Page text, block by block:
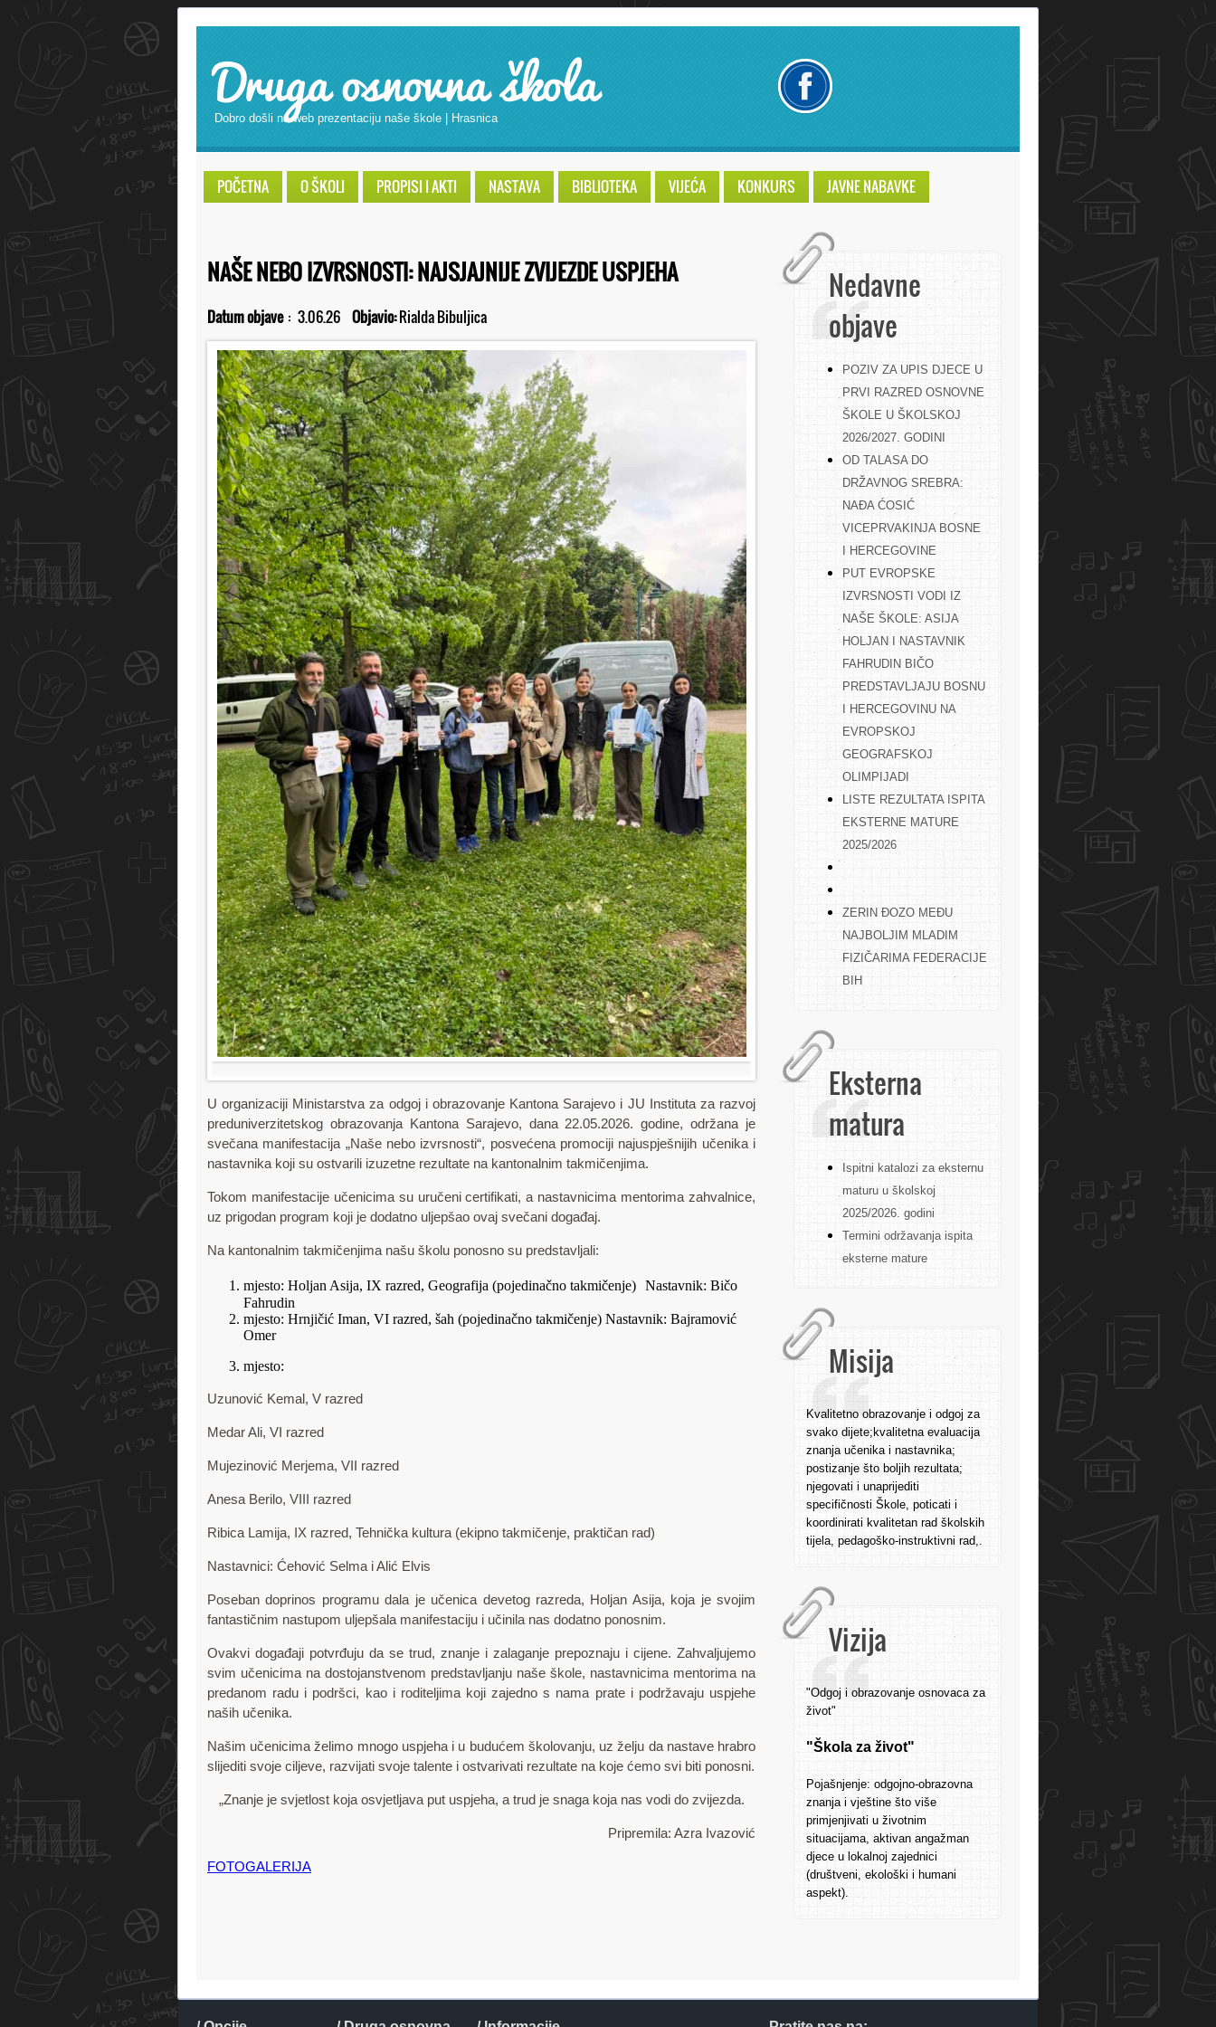
Druga osnovna škola
Dobro došli na web prezentaciju naše škole | Hrasnica
POČETNA O ŠKOLI PROPISI I AKTI NASTAVA BIBLIOTEKA VIJEĆA KONKURS JAVNE NABAVKE
Nedavne
objave
POZIV ZA UPIS DJECE U
PRVI RAZRED OSNOVNE
ŠKOLE U ŠKOLSKOJ
2026/2027. GODINI
OD TALASA DO
DRŽAVNOG SREBRA:
NAĐA ĆOSIĆ
VICEPRVAKINJA BOSNE
I HERCEGOVINE
PUT EVROPSKE
IZVRSNOSTI VODI IZ
NAŠE ŠKOLE: ASIJA
HOLJAN I NASTAVNIK
FAHRUDIN BIČO
PREDSTAVLJAJU BOSNU
I HERCEGOVINU NA
EVROPSKOJ
GEOGRAFSKOJ
OLIMPIJADI
LISTE REZULTATA ISPITA
EKSTERNE MATURE
2025/2026
ZERIN ĐOZO MEĐU
NAJBOLJIM MLADIM
FIZIČARIMA FEDERACIJE
BIH
Eksterna
matura
Ispitni katalozi za eksternu
maturu u školskoj
2025/2026. godini
Termini održavanja ispita
eksterne mature
Misija
Kvalitetno obrazovanje i odgoj za
svako dijete;kvalitetna evaluacija
znanja učenika i nastavnika;
postizanje što boljih rezultata;
njegovati i unaprijediti
specifičnosti Škole, poticati i
koordinirati kvalitetan rad školskih
tijela, pedagoško-instruktivni rad,.
Vizija
"Odgoj i obrazovanje osnovaca za
život"
"Škola za život"
Pojašnjenje: odgojno-obrazovna
znanja i vještine što više
primjenjivati u životnim
situacijama, aktivan angažman
djece u lokalnoj zajednici
(društveni, ekološki i humani
aspekt).
NAŠE NEBO IZVRSNOSTI: NAJSJAJNIJE ZVIJEZDE USPJEHA
Datum objave : 3.06.26 Objavio:Rialda Bibuljica
U organizaciji Ministarstva za odgoj i obrazovanje Kantona Sarajevo i JU Instituta za razvoj
preduniverzitetskog obrazovanja Kantona Sarajevo, dana 22.05.2026. godine, održana je
svečana manifestacija „Naše nebo izvrsnosti“, posvećena promociji najuspješnijih učenika i
nastavnika koji su ostvarili izuzetne rezultate na kantonalnim takmičenjima.
Tokom manifestacije učenicima su uručeni certifikati, a nastavnicima mentorima zahvalnice,
uz prigodan program koji je dodatno uljepšao ovaj svečani događaj.
Na kantonalnim takmičenjima našu školu ponosno su predstavljali:
mjesto: Holjan Asija, IX razred, Geografija (pojedinačno takmičenje) Nastavnik: Bičo
Fahrudin
mjesto: Hrnjičić Iman, VI razred, šah (pojedinačno takmičenje) Nastavnik: Bajramović
Omer
mjesto:
Uzunović Kemal, V razred
Medar Ali, VI razred
Mujezinović Merjema, VII razred
Anesa Berilo, VIII razred
Ribica Lamija, IX razred, Tehnička kultura (ekipno takmičenje, praktičan rad)
Nastavnici: Ćehović Selma i Alić Elvis
Poseban doprinos programu dala je učenica devetog razreda, Holjan Asija, koja je svojim
fantastičnim nastupom uljepšala manifestaciju i učinila nas dodatno ponosnim.
Ovakvi događaji potvrđuju da se trud, znanje i zalaganje prepoznaju i cijene. Zahvaljujemo
svim učenicima na dostojanstvenom predstavljanju naše škole, nastavnicima mentorima na
predanom radu i podršci, kao i roditeljima koji zajedno s nama prate i podržavaju uspjehe
naših učenika.
Našim učenicima želimo mnogo uspjeha i u budućem školovanju, uz želju da nastave hrabro
slijediti svoje ciljeve, razvijati svoje talente i ostvarivati rezultate na koje ćemo svi biti ponosni.
„Znanje je svjetlost koja osvjetljava put uspjeha, a trud je snaga koja nas vodi do zvijezda.
Pripremila: Azra Ivazović
FOTOGALERIJA